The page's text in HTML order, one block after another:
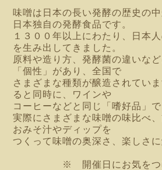
味噌は日本の長い発酵の歴史の
日本独自の発酵食品です。
１３００年以上にわたり、日本
を生み出してきました。
原料や造り方、発酵菌の違いな
「個性」があり、全国で
さまざまな種類が醸造されてい
ると同時に、ワインや
コーヒーなどと同じ「嗜好品」で
実際にさまざまな味噌の味比べ
おみそ汁やディップを
つくって味噌の奥深さ、楽しさに
※ 開催日にお気をつけ